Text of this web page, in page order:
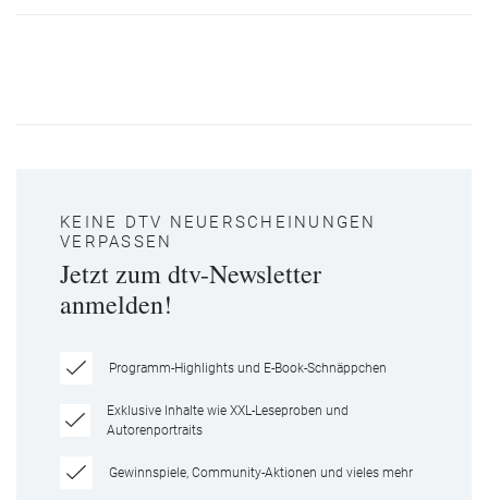
KEINE DTV NEUERSCHEINUNGEN
VERPASSEN
Jetzt zum dtv-Newsletter
anmelden!
Programm-Highlights und E-Book-Schnäppchen
Exklusive Inhalte wie XXL-Leseproben und
Autorenportraits
Gewinnspiele, Community-Aktionen und vieles mehr